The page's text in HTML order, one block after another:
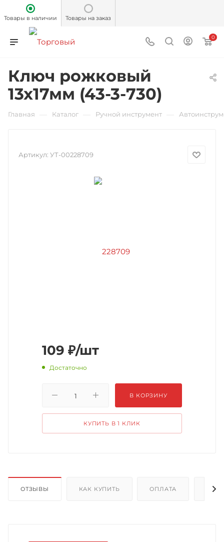
Товары в наличии Товары на заказ
0
Ключ рожковый
13х17мм (43-3-730)
Главная Каталог Ручной инструмент
Артикул: УТ-00228709
109 ₽/шт
Достаточно
В КОРЗИНУ
КУПИТЬ В 1 КЛИК
ОТЗЫВЫ КАК КУПИТЬ ОПЛАТА